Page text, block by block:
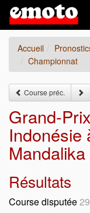
Accueil
Championnat
Course préc.
Grand-
Indonésie
Mandalika
Résultats
Course disputée